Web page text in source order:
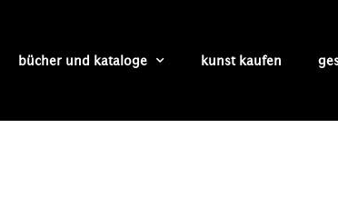
bücher und kataloge kunst kaufen